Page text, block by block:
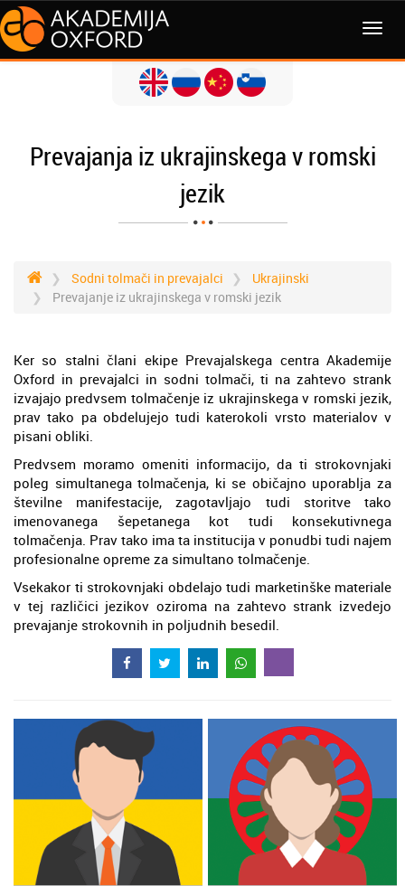
MENI
Prevajanja iz ukrajinskega v romski
jezik
Sodni tolmači in prevajalci
Ukrajinski
Prevajanje iz ukrajinskega v romski jezik
Ker so stalni člani ekipe Prevajalskega centra Akademije
Oxford in prevajalci in sodni tolmači, ti na zahtevo strank
izvajajo predvsem tolmačenje iz ukrajinskega v romski jezik,
prav tako pa obdelujejo tudi katerokoli vrsto materialov v
pisani obliki.
Predvsem moramo omeniti informacijo, da ti strokovnjaki
poleg simultanega tolmačenja, ki se običajno uporablja za
številne manifestacije, zagotavljajo tudi storitve tako
imenovanega šepetanega kot tudi konsekutivnega
tolmačenja. Prav tako ima ta institucija v ponudbi tudi najem
profesionalne opreme za simultano tolmačenje.
Vsekakor ti strokovnjaki obdelajo tudi marketinške materiale
v tej različici jezikov oziroma na zahtevo strank izvedejo
prevajanje strokovnih in poljudnih besedil.